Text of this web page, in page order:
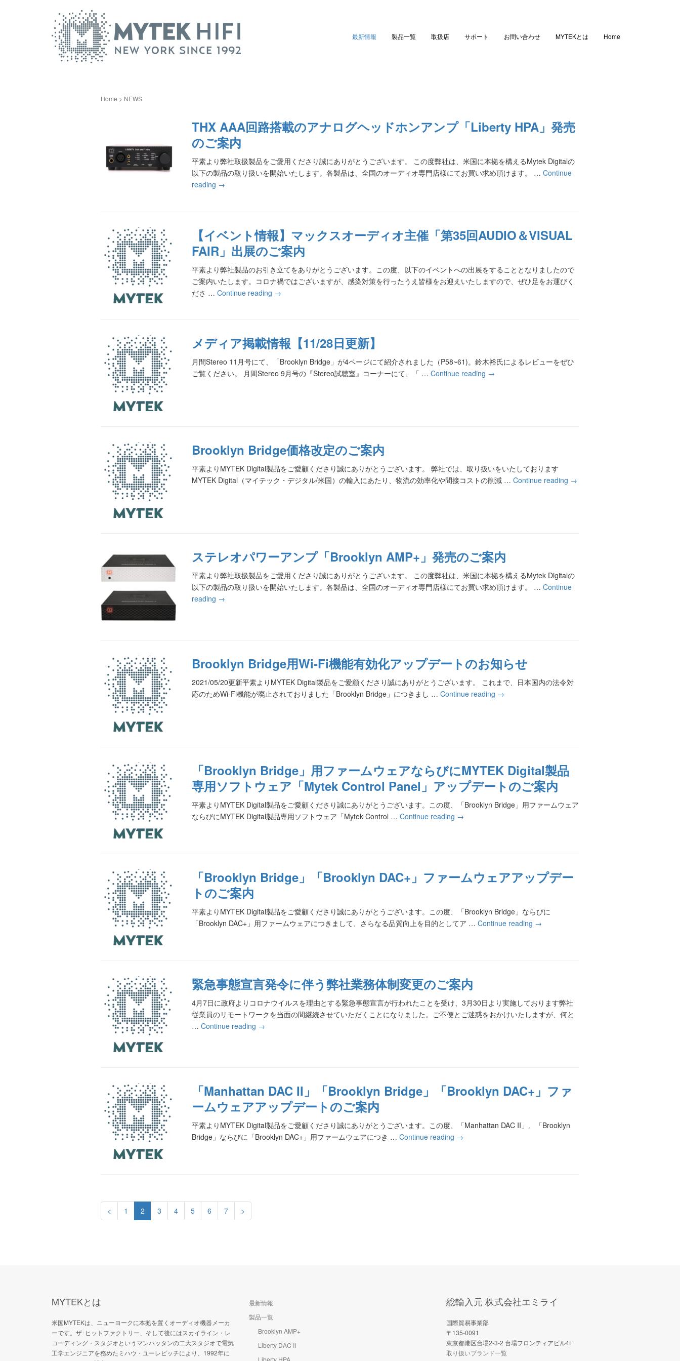
最新情報 製品一覧 取扱店 サポート お問い合わせ MYTEKとは Home
Home > NEWS
THX AAA回路搭載のアナログヘッドホンアンプ「Liberty HPA」発売
のご案内
平素より弊社取扱製品をご愛用くださり誠にありがとうございます。 この度弊社は、米国に本拠を構えるMytek Digitalの
以下の製品の取り扱いを開始いたします。各製品は、全国のオーディオ専門店様にてお買い求め頂けます。 …Continue
reading →
【イベント情報】マックスオーディオ主催「第35回AUDIO＆VISUAL
FAIR」出展のご案内
平素より弊社製品のお引き立てをありがとうございます。この度、以下のイベントへの出展をすることとなりましたので
ご案内いたします。コロナ禍ではございますが、感染対策を行ったうえ皆様をお迎えいたしますので、ぜひ足をお運びく
ださ …Continue reading →
メディア掲載情報【11/28日更新】
月間Stereo 11月号にて、「Brooklyn Bridge」が4ページにて紹介されました（P58~61)。鈴木裕氏によるレビューをぜひ
ご覧ください。 月間Stereo 9月号の『Stereo試聴室』コーナーにて、「 …Continue reading →
Brooklyn Bridge価格改定のご案内
平素よりMYTEK Digital製品をご愛顧くださり誠にありがとうございます。 弊社では、取り扱いをいたしております
MYTEK Digital（マイテック・デジタル/米国）の輸入にあたり、物流の効率化や間接コストの削減 …Continue reading →
ステレオパワーアンプ「Brooklyn AMP+」発売のご案内
平素より弊社取扱製品をご愛用くださり誠にありがとうございます。 この度弊社は、米国に本拠を構えるMytek Digitalの
以下の製品の取り扱いを開始いたします。各製品は、全国のオーディオ専門店様にてお買い求め頂けます。 …Continue
reading →
Brooklyn Bridge用Wi-Fi機能有効化アップデートのお知らせ
2021/05/20更新平素よりMYTEK Digital製品をご愛顧くださり誠にありがとうございます。 これまで、日本国内の法令対
応のためWi-Fi機能が廃止されておりました「Brooklyn Bridge」につきまし …Continue reading →
「Brooklyn Bridge」用ファームウェアならびにMYTEK Digital製品
専用ソフトウェア「Mytek Control Panel」アップデートのご案内
平素よりMYTEK Digital製品をご愛顧くださり誠にありがとうございます。この度、「Brooklyn Bridge」用ファームウェア
ならびにMYTEK Digital製品専用ソフトウェア「Mytek Control …Continue reading →
「Brooklyn Bridge」「Brooklyn DAC+」ファームウェアアップデー
トのご案内
平素よりMYTEK Digital製品をご愛顧くださり誠にありがとうございます。この度、「Brooklyn Bridge」ならびに
「Brooklyn DAC+」用ファームウェアにつきまして、さらなる品質向上を目的としてア …Continue reading →
緊急事態宣言発令に伴う弊社業務体制変更のご案内
4月7日に政府よりコロナウイルスを理由とする緊急事態宣言が行われたことを受け、3月30日より実施しております弊社
従業員のリモートワークを当面の間継続させていただくことになりました。ご不便とご迷惑をおかけいたしますが、何と
…Continue reading →
「Manhattan DAC II」「Brooklyn Bridge」「Brooklyn DAC+」ファ
ームウェアアップデートのご案内
平素よりMYTEK Digital製品をご愛顧くださり誠にありがとうございます。この度、「Manhattan DAC II」、「Brooklyn
Bridge」ならびに「Brooklyn DAC+」用ファームウェアにつき …Continue reading →
< 1 2 3 4 5 6 7 >
MYTEKとは
米国MYTEKは、ニューヨークに本拠を置くオーディオ機器メーカ
ーです。ザ･ヒットファクトリー、そして後にはスカイライン・レ
コーディング・スタジオというマンハッタンの二大スタジオで電気
工学エンジニアを務めたミハウ・ユーレビッチにより、1992年に
最新情報
製品一覧
Brooklyn AMP+
Liberty DAC II
Liberty HPA
総輸入元 株式会社エミライ
国際貿易事業部
〒135-0091
東京都港区台場2-3-2 台場フロンティアビル4F
取り扱いブランド一覧